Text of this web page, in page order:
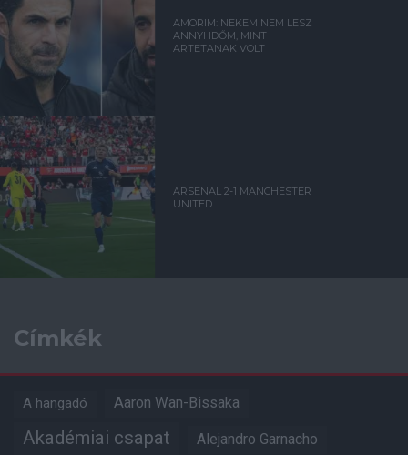
AMORIM: NEKEM NEM LESZ
ANNYI IDŐM, MINT
ARTETANAK VOLT
ARSENAL 2-1 MANCHESTER
UNITED
Címkék
A hangadó Aaron Wan-Bissaka
Akadémiai csapat Alejandro Garnacho